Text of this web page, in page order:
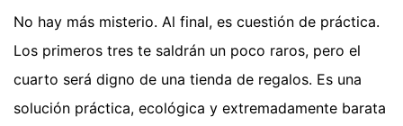
No hay más misterio. Al final, es cuestión de práctica.
Los primeros tres te saldrán un poco raros, pero el
cuarto será digno de una tienda de regalos. Es una
solución práctica, ecológica y extremadamente barata